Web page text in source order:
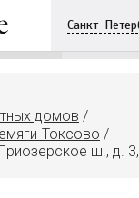
Санкт-
домов /
Токсово /
ш., д.